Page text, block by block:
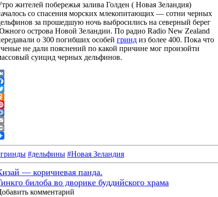
жителей побережья залива Голден ( Новая Зеландия)
со спасения морских млекопитающих — сотни черных
за прошедшую ночь выбросились на северный берег
острова Новой Зеландии. По радио Radio New Zealand
о 300 погибших особей гринд из более 400. Пока что
не дали пояснений по какой причине мог произойти
суицид черных дельфинов.
#дельфины #Новая Зеландия
— коричневая панда.
билоба во дворике буддийского храма
комментарий